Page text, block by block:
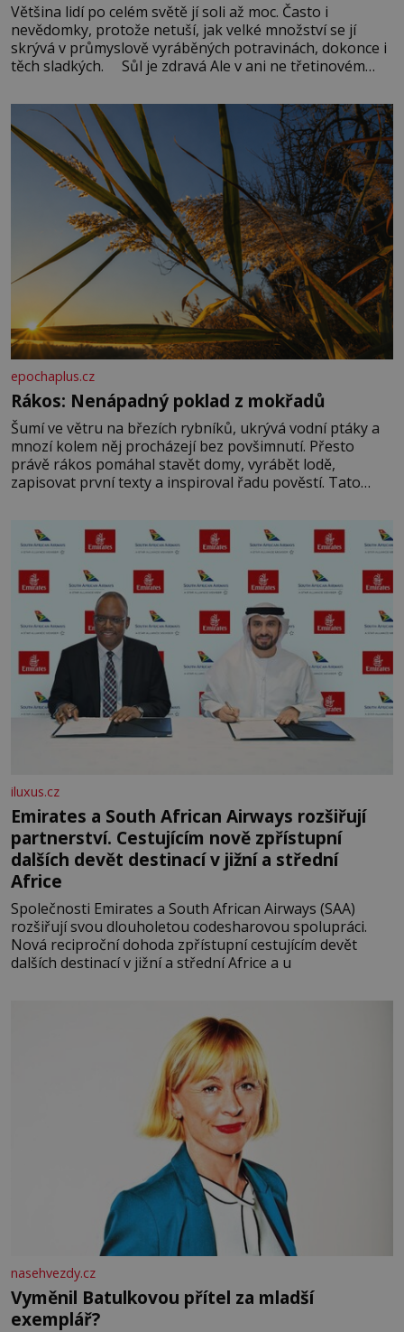
Většina lidí po celém světě jí soli až moc. Často i
nevědomky, protože netuší, jak velké množství se jí
skrývá v průmyslově vyráběných potravinách, dokonce i
těch sladkých. Sůl je zdravá Ale v ani ne třetinovém
základní složky– sodík a chlór – jsou zásadní pro
správné hospodaření
epochaplus.cz
Rákos: Nenápadný poklad z mokřadů
Šumí ve větru na březích rybníků, ukrývá vodní ptáky a
mnozí kolem něj procházejí bez povšimnutí. Přesto
právě rákos pomáhal stavět domy, vyrábět lodě,
zapisovat první texty a inspiroval řadu pověstí. Tato
letního koupání. Stačí se však podívat
iluxus.cz
Emirates a South African Airways rozšiřují
partnerství. Cestujícím nově zpřístupní
dalších devět destinací v jižní a střední
Africe
Společnosti Emirates a South African Airways (SAA)
rozšiřují svou dlouholetou codesharovou spolupráci.
Nová reciproční dohoda zpřístupní cestujícím devět
dalších destinací v jižní a střední Africe a u
nasehvezdy.cz
Vyměnil Batulkovou přítel za mladší
exemplář?